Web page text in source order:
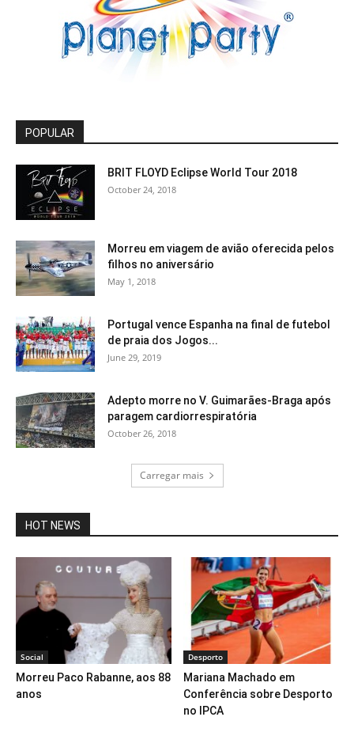
POPULAR
BRIT FLOYD Eclipse World Tour 2018
October 24, 2018
Morreu em viagem de avião oferecida pelos
filhos no aniversário
May 1, 2018
Portugal vence Espanha na final de futebol
de praia dos Jogos...
June 29, 2019
Adepto morre no V. Guimarães-Braga após
paragem cardiorrespiratória
October 26, 2018
Carregar mais
HOT NEWS
Social
Morreu Paco Rabanne, aos 88
anos
Desporto
Mariana Machado em
Conferência sobre Desporto
no IPCA